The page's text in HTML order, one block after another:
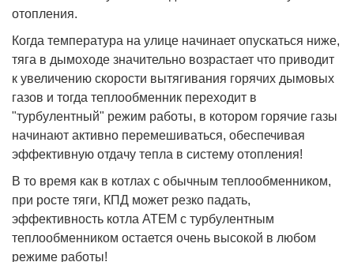
отопления.
Когда температура на улице начинает опускаться ниже,
тяга в дымоходе значительно возрастает что приводит
к увеличению скорости вытягивания горячих дымовых
газов и тогда теплообменник переходит в
"турбулентный" режим работы, в котором горячие газы
начинают активно перемешиваться, обеспечивая
эффективную отдачу тепла в систему отопления!
В то время как в котлах с обычным теплообменником,
при росте тяги, КПД может резко падать,
эффективность котла АТЕМ с турбулентным
теплообменником остается очень высокой в ​​любом
режиме работы!